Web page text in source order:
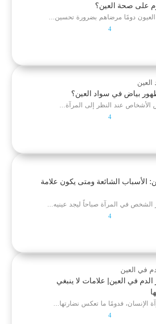
على صحة العين؟
دومًا مرضاهم بضرورة تحسين...
4
بياض في سواد العين؟
الأشخاص عند النظر إلى المرآة...
4
الأسباب الشائعة ومتى يكون علامة
الشخص في المرآة صباحاً ليجد عينيه...
4
في العين| علامات لا ينبغي
الإنسان، فدومًا ما تعكس نضارتها...
4